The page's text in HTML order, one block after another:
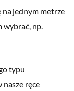
na jednym metrze
wybrać, np.
typu
nasze ręce